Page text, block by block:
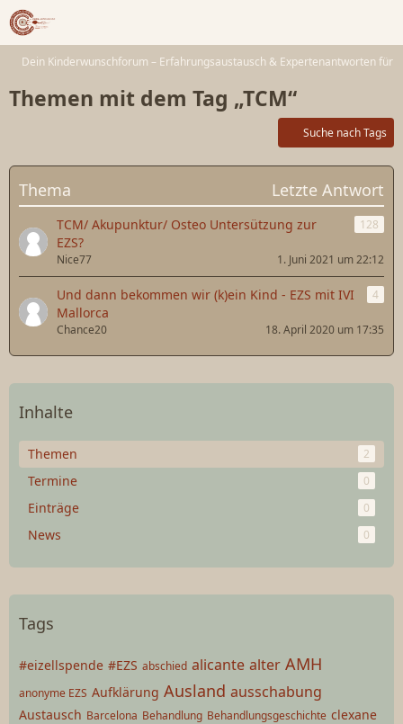
Dein Kinderwunschforum – Erfahrungsaustausch & Expertenantworten für
Themen mit dem Tag „TCM“
Suche nach Tags
Thema Letzte Antwort
TCM/ Akupunktur/ Osteo Untersützung zur
EZS?
128
Nice77 1. Juni 2021 um 22:12
Und dann bekommen wir (k)ein Kind - EZS mit IVI
Mallorca
4
Chance20 18. April 2020 um 17:35
Inhalte
Themen 2
Termine 0
Einträge 0
News 0
Tags
#eizellspende #EZS abschied alicante alter AMH
anonyme EZS Aufklärung Ausland ausschabung
Austausch Barcelona Behandlung Behandlungsgeschichte clexane